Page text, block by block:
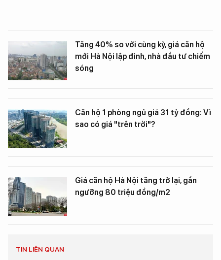
Tăng 40% so với cùng kỳ, giá căn hộ
mới Hà Nội lập đỉnh, nhà đầu tư chiếm
sóng
Căn hộ 1 phòng ngủ giá 31 tỷ đồng: Vì
sao có giá "trên trời"?
Giá căn hộ Hà Nội tăng trở lại, gần
ngưỡng 80 triệu đồng/m2
TIN LIÊN QUAN